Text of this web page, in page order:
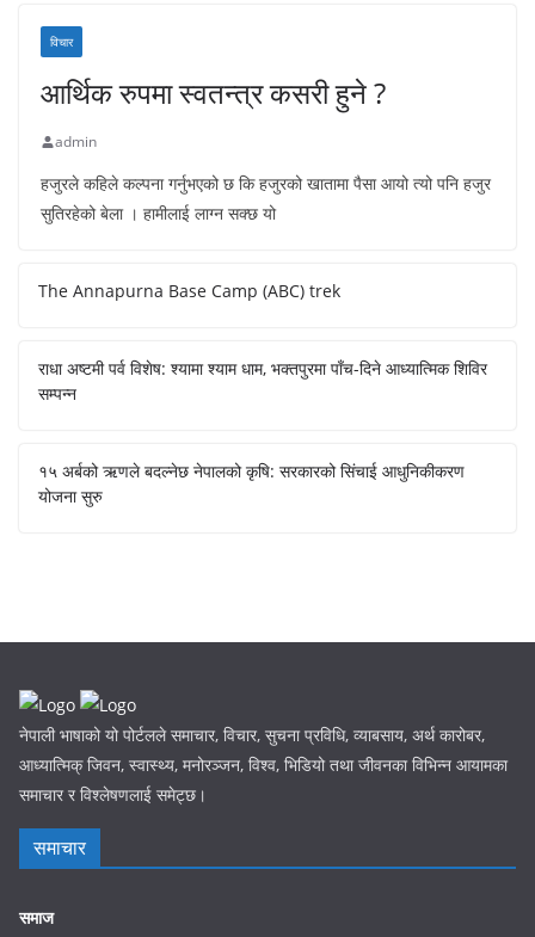
विचार
आर्थिक रुपमा स्वतन्त्र कसरी हुने ?
admin
हजुरले कहिले कल्पना गर्नुभएको छ कि हजुरको खातामा पैसा आयो त्यो पनि हजुर
सुतिरहेको बेला । हामीलाई लाग्न सक्छ यो
The Annapurna Base Camp (ABC) trek
राधा अष्टमी पर्व विशेष: श्यामा श्याम धाम, भक्तपुरमा पाँच-दिने आध्यात्मिक शिविर
सम्पन्न
१५ अर्बको ऋणले बदल्नेछ नेपालको कृषि: सरकारको सिंचाई आधुनिकीकरण
योजना सुरु
नेपाली भाषाको यो पोर्टलले समाचार, विचार, सुचना प्रविधि, व्याबसाय, अर्थ कारोबर,
आध्यात्मिक् जिवन, स्वास्थ्य, मनोरञ्जन, विश्व, भिडियो तथा जीवनका विभिन्न आयामका
समाचार र विश्लेषणलाई समेट्छ।
समाचार
समाज